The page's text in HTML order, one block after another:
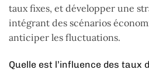
taux fixes, et développer une
intégrant des scénarios
anticiper les fluctuations.
Quelle est l’influence des taux